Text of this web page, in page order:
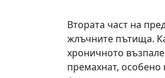
Втората част на
жлъчните пътища.
хроничното
премахнат,